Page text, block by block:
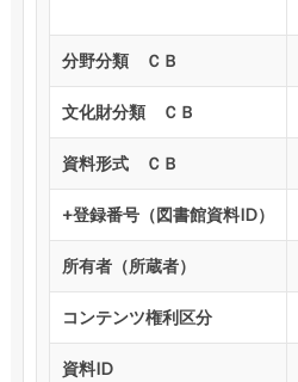
分野分類 ＣＢ
文化財分類 ＣＢ
資料形式 ＣＢ
+登録番号（図書館資料ID）
所有者（所蔵者）
コンテンツ権利区分
資料ID